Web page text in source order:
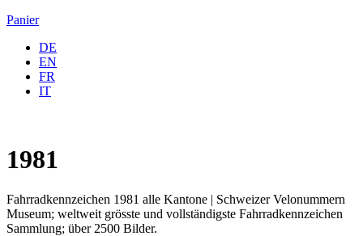
Panier
DE
EN
FR
IT
1981
Fahrradkennzeichen 1981 alle Kantone | Schweizer Velonummern
Museum; weltweit grösste und vollständigste Fahrradkennzeichen
Sammlung; über 2500 Bilder.